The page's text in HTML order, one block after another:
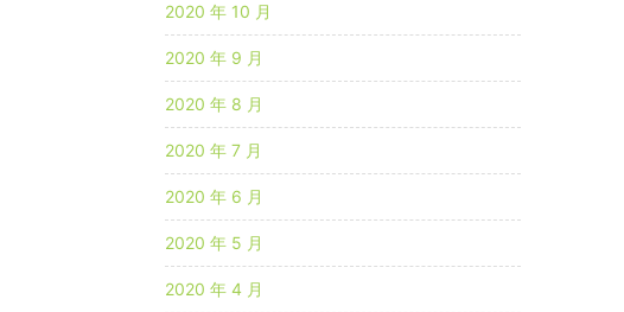
2020 年 10 月
2020 年 9 月
2020 年 8 月
2020 年 7 月
2020 年 6 月
2020 年 5 月
2020 年 4 月